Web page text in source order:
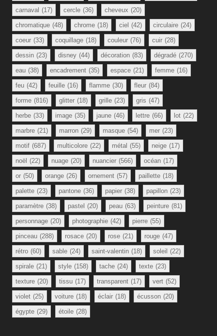
carnaval (17) cercle (36) cheveux (20)
chromatique (48) chrome (18) ciel (42) circulaire (24)
coeur (33) coquillage (18) couleur (76) cuir (28)
dessin (23) disney (44) décoration (83) dégradé (270)
eau (38) encadrement (35) espace (21) femme (16)
feu (42) feuille (16) flamme (30) fleur (84)
forme (816) glitter (18) grille (23) gris (47)
herbe (33) image (35) jaune (46) lettre (66) lot (22)
marbre (21) marron (29) masque (54) mer (23)
motif (687) multicolore (22) métal (55) neige (17)
noël (22) nuage (20) nuancier (566) océan (17)
or (50) orange (26) ornement (57) paillette (18)
palette (23) pantone (36) papier (38) papillon (23)
paramètre (38) pastel (20) peau (63) peinture (81)
personnage (20) photographie (42) pierre (55)
pinceau (288) rosace (20) rose (21) rouge (47)
rétro (60) sable (24) saint-valentin (18) soleil (22)
spirale (21) style (158) tache (24) texte (23)
texture (20) tissu (17) transparent (17) vert (52)
violet (25) voiture (18) éclair (18) écusson (20)
égypte (29) étoile (28)